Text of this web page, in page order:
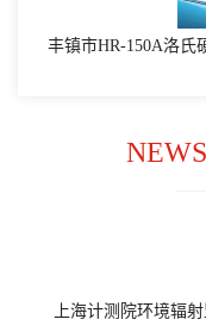
丰镇市HR-150A洛氏
上海计测院环境辐